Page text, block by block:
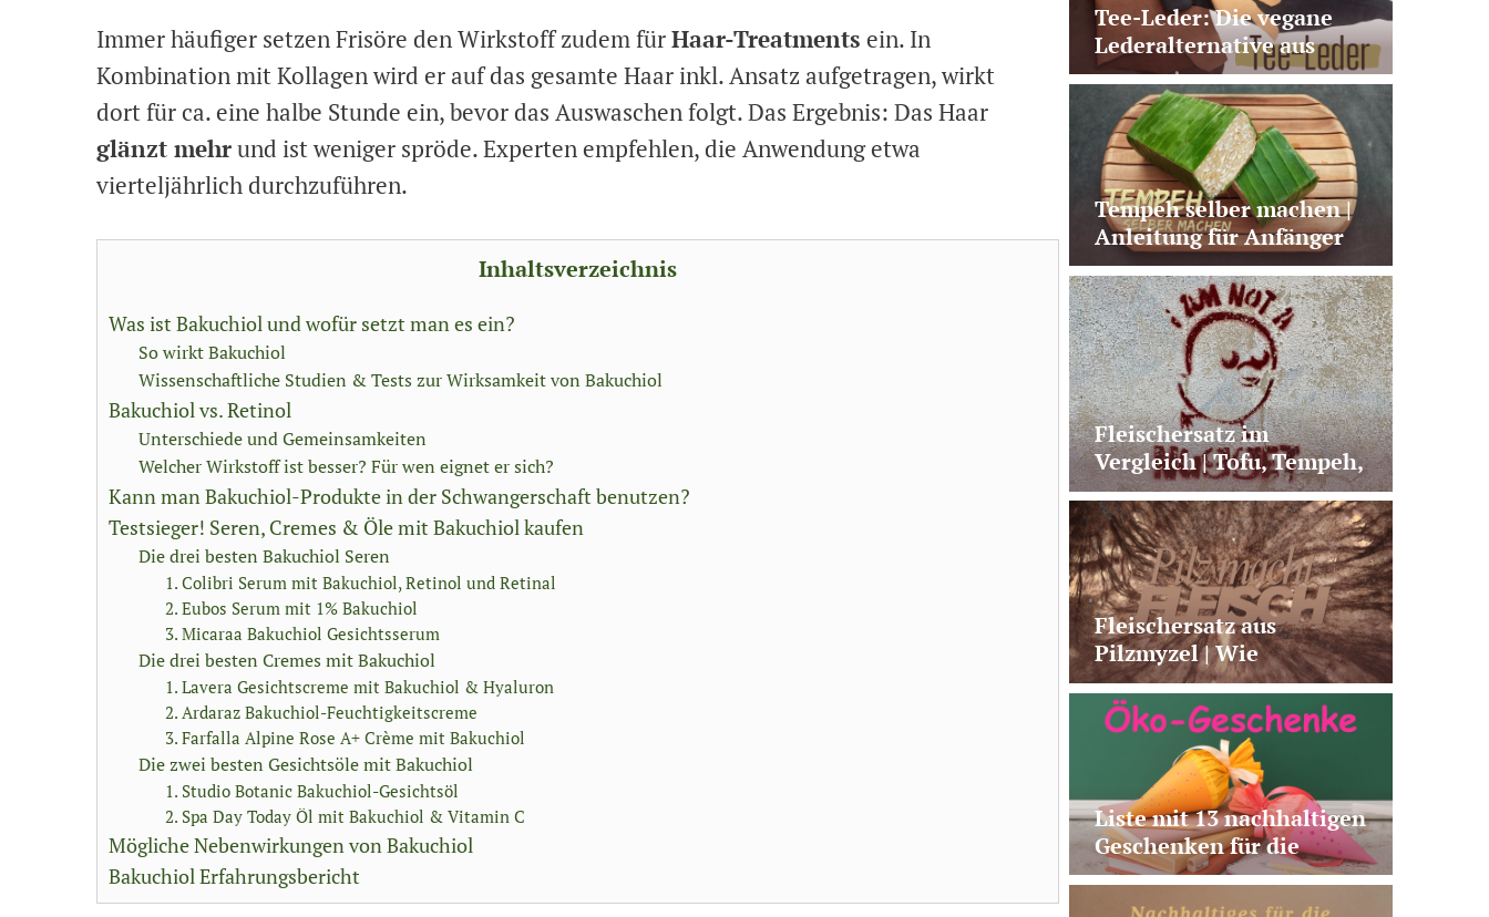
Immer häufiger setzen Frisöre den Wirkstoff zudem fürHaar-Treatments ein. In
Kombination mit Kollagen wird er auf das gesamte Haar inkl. Ansatz aufgetragen, wirkt
dort für ca. eine halbe Stunde ein, bevor das Auswaschen folgt. Das Ergebnis: Das Haar
glänzt mehrund ist weniger spröde. Experten empfehlen, die Anwendung etwa
vierteljährlich durchzuführen.
Inhaltsverzeichnis
Was ist Bakuchiol und wofür setzt man es ein?
So wirkt Bakuchiol
Wissenschaftliche Studien & Tests zur Wirksamkeit von Bakuchiol
Bakuchiol vs. Retinol
Unterschiede und Gemeinsamkeiten
Welcher Wirkstoff ist besser? Für wen eignet er sich?
Kann man Bakuchiol-Produkte in der Schwangerschaft benutzen?
Testsieger! Seren, Cremes & Öle mit Bakuchiol kaufen
Die drei besten Bakuchiol Seren
1. Colibri Serum mit Bakuchiol, Retinol und Retinal
2. Eubos Serum mit 1% Bakuchiol
3. Micaraa Bakuchiol Gesichtsserum
Die drei besten Cremes mit Bakuchiol
1. Lavera Gesichtscreme mit Bakuchiol & Hyaluron
2. Ardaraz Bakuchiol-Feuchtigkeitscreme
3. Farfalla Alpine Rose A+ Crème mit Bakuchiol
Die zwei besten Gesichtsöle mit Bakuchiol
1. Studio Botanic Bakuchiol-Gesichtsöl
2. Spa Day Today Öl mit Bakuchiol & Vitamin C
Mögliche Nebenwirkungen von Bakuchiol
Bakuchiol Erfahrungsbericht
Tee-Leder: Die vegane
Lederalternative aus
Teeabfällen
Tempeh selber machen |
Anleitung für Anfänger
mit Fehler-Check
Fleischersatz im
Vergleich | Tofu, Tempeh,
Seitan & Co.
Fleischersatz aus
Pilzmyzel | Wie
Fermentation neue
Alternativen möglich
macht
Liste mit 13 nachhaltigen
Geschenken für die
Schultüte | plastikfrei,
vegan, nützlich, fairtrade